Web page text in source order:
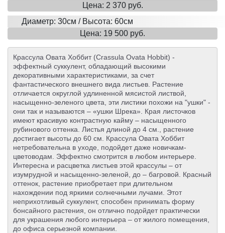
Цена: 2 370 руб.
Диаметр: 30см / Высота: 60см
Цена: 19 500 руб.
Крассула Овата Хоббит (Crassula Ovata Hobbit) -
эффектный суккулент, обладающий высокими
декоративными характеристиками, за счет
фантастического внешнего вида листьев. Растение
отличается округлой удлиненной мясистой листвой,
насыщенно-зеленого цвета, эти листики похожи на "ушки" -
они так и называются – «ушки Шрека». Края листочков
имеют красивую контрастную кайму – насыщенного
рубинового оттенка. Листья длиной до 4 см., растение
достигает высоты до 60 см. Крассула Овата Хоббит
нетребовательна в уходе, подойдет даже новичкам-
цветоводам. Эффектно смотрится в любом интерьере.
Интересна и расцветка листьев этой крассулы – от
изумрудной и насыщенно-зеленой, до – багровой. Красный
оттенок, растение приобретает при длительном
нахождении под яркими солнечными лучами. Этот
неприхотливый суккулент, способен принимать форму
бонсайного растения, он отлично подойдет практически
для украшения любого интерьера – от жилого помещения,
до офиса серьезной компании.